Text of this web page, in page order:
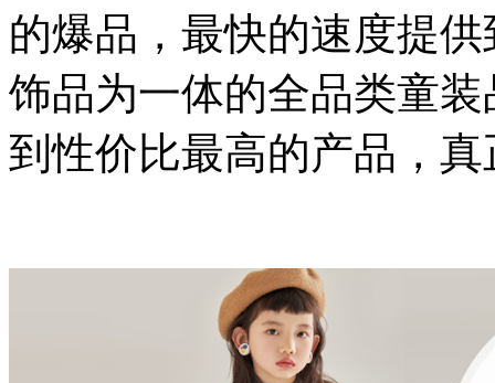
的爆品，最快的速度提
饰品为一体的全品类童
到性价比最高的产品，